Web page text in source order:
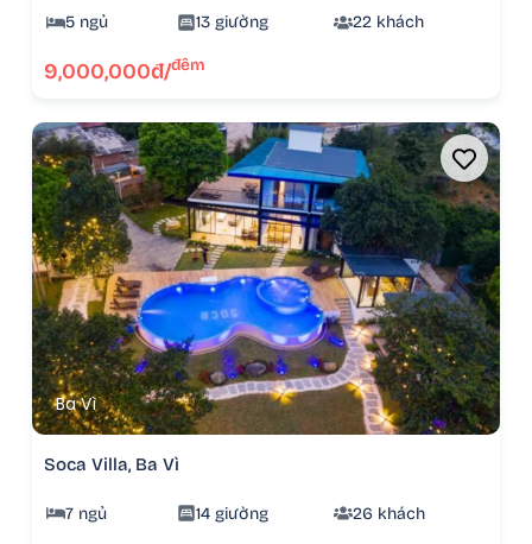
5 ngủ 13 giường 22 khách
9,000,000đ/đêm
Ba Vì
Soca Villa, Ba Vì
7 ngủ 14 giường 26 khách